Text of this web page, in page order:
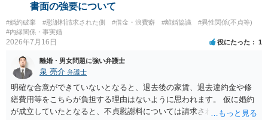
書面の強要について
#婚約破棄 #慰謝料請求された側 #借金・浪費癖 #離婚協議
#異性関係(不貞等)
#内縁関係・事実婚
2026年7月16日 役にたった 1
離婚・男女問題に強い弁護士
泉 亮介 弁護士
明確な合意ができていないとなると、退去後の家賃、退去違約金や修
繕費用等をこちらが負担する理由はないように思われます。 仮に婚約
が成立していたとなると、不貞慰謝料については請求される可能性が